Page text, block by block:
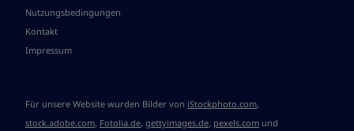
Nutzungsbedingungen
Kontakt
Impressum
Für unsere Website wurden Bilder von iStockphoto.com,
stock.adobe.com, Fotolia.de, gettyimages.de, pexels.com und